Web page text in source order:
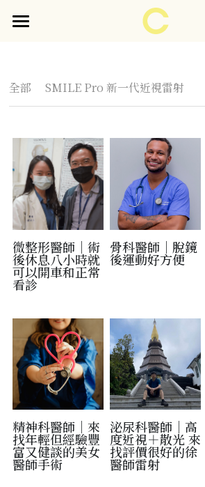
見證分享
門診時間表
護眼衛教
企業＆校園 護眼衛教講座
護眼妙招
預約諮詢
全部 SMILE Pro 新一代近視雷射
微整形醫師｜術
後休息八小時就
可以開車和正常
看診
骨科醫師｜脫鏡
後運動好方便
精神科醫師｜來
找年輕但經驗豐
富又健談的美女
醫師手術
泌尿科醫師｜高
度近視＋散光 來
找評價很好的徐
醫師雷射
部落格分類